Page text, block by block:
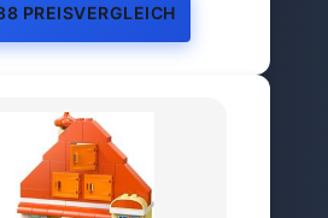
PREISVERGLEICH